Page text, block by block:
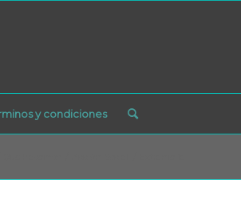
y condiciones